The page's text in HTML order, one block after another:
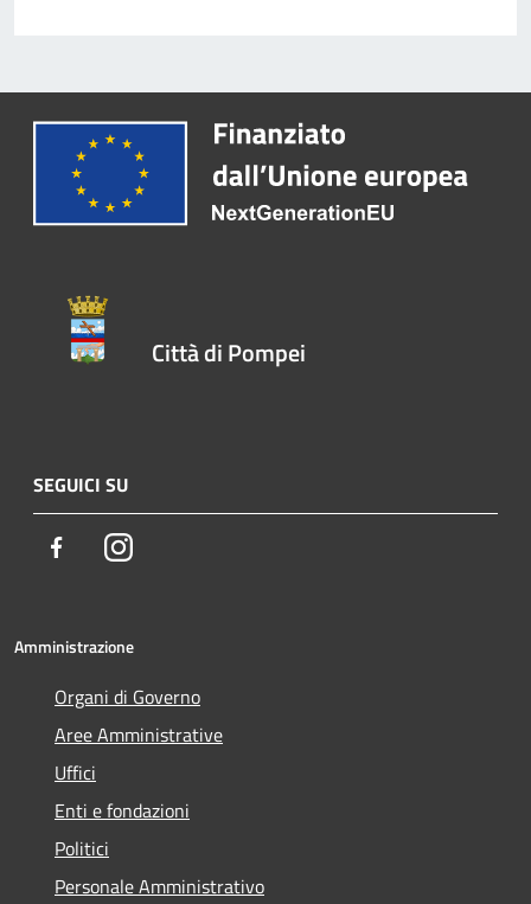
Città di Pompei
SEGUICI SU
FacebookInstagram
Amministrazione
Organi di Governo
Aree Amministrative
Uffici
Enti e fondazioni
Politici
Personale Amministrativo